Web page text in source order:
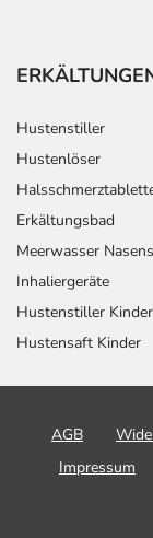
Hustenstiller
Hustenlöser
Erkältungsbad
Meerwasser
Inhaliergeräte
Hustenstiller Kinder
Hustensaft Kinder
AGB
Impressum